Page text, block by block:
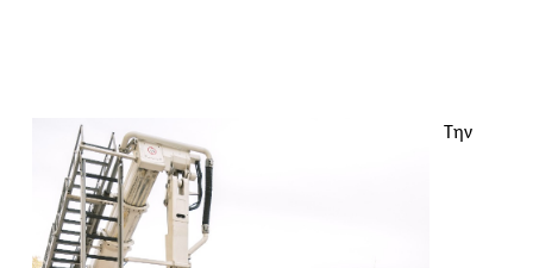
Την